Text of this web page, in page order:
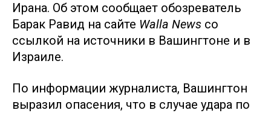
Ирана. Об этом сообщает обозреватель
Барак Равид на сайте Walla News со
ссылкой на источники в Вашингтоне и в
Израиле.
По информации журналиста, Вашингтон
выразил опасения, что в случае удара по